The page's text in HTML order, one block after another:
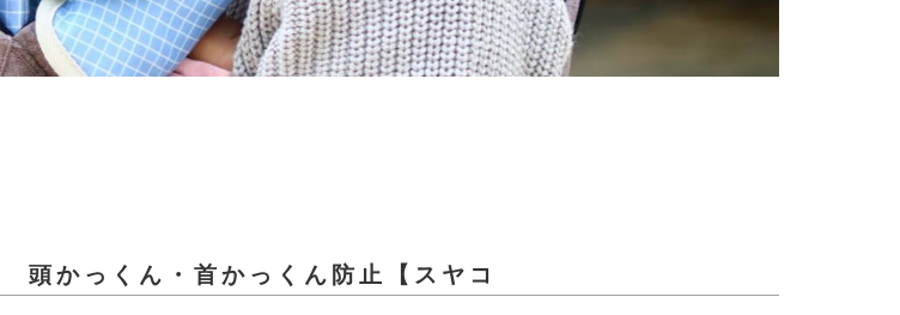
頭かっくん・首かっくん防止【スヤコ